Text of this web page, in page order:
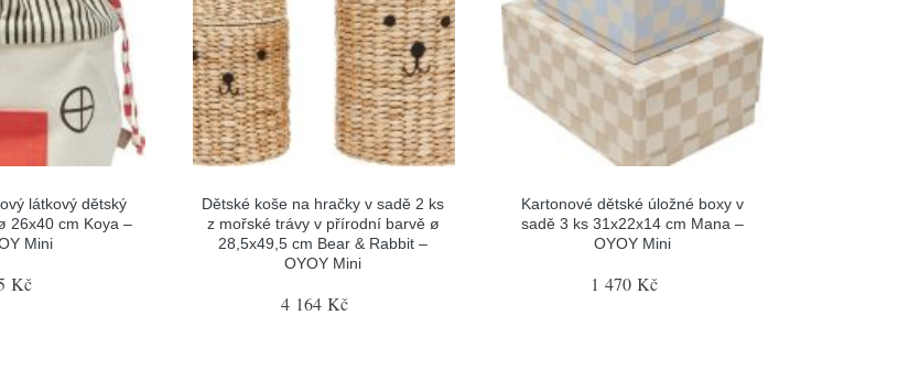
látkový dětský
26x40 cm Koya –
Mini
Kč
Dětské koše na hračky v sadě 2 ks
z mořské trávy v přírodní barvě ø
28,5x49,5 cm Bear & Rabbit –
OYOY Mini
4 164 Kč
Kartonové dětské úložné boxy v
sadě 3 ks 31x22x14 cm Mana –
OYOY Mini
1 470 Kč